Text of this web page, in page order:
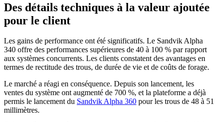
Des détails techniques à la valeur ajoutée
pour le client
Les gains de performance ont été significatifs. Le Sandvik Alpha
340 offre des performances supérieures de 40 à 100 % par rapport
aux systèmes concurrents. Les clients constatent des avantages en
termes de rectitude des trous, de durée de vie et de coûts de forage.
Le marché a réagi en conséquence. Depuis son lancement, les
ventes du système ont augmenté de 700 %, et la plateforme a déjà
permis le lancement du Sandvik Alpha 360 pour les trous de 48 à 51
millimètres.